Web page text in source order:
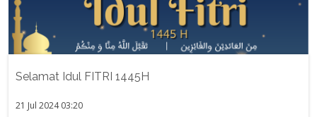
Selamat Idul FITRI 1445H
21 Jul 2024 03:20